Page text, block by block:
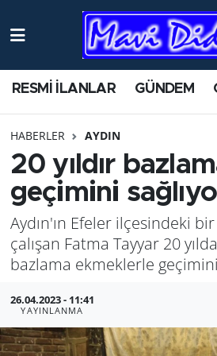
RESMİ İLANLAR GÜNDEM
HABERLER AYDIN
20 yıldır
geçimini
Aydın'ın Efeler ilçesindeki
çalışan Fatma Tayyar 20
bazlama ekmeklerle
26.04.2023 - 11:41
YAYINLANMA
ANTİK YERLER
AYDIN
BİLİM VE TEKNOLOJİ
ÇEVRE
EĞİTİM
EKONOMİ
GENEL
Nöbetçi Eczaneler
Namaz Vakitleri
Trafik Durumu
Süper Lig Puan Durumu
Tüm Manşetler
Son Dakika Haberleri
Haber Arşivi